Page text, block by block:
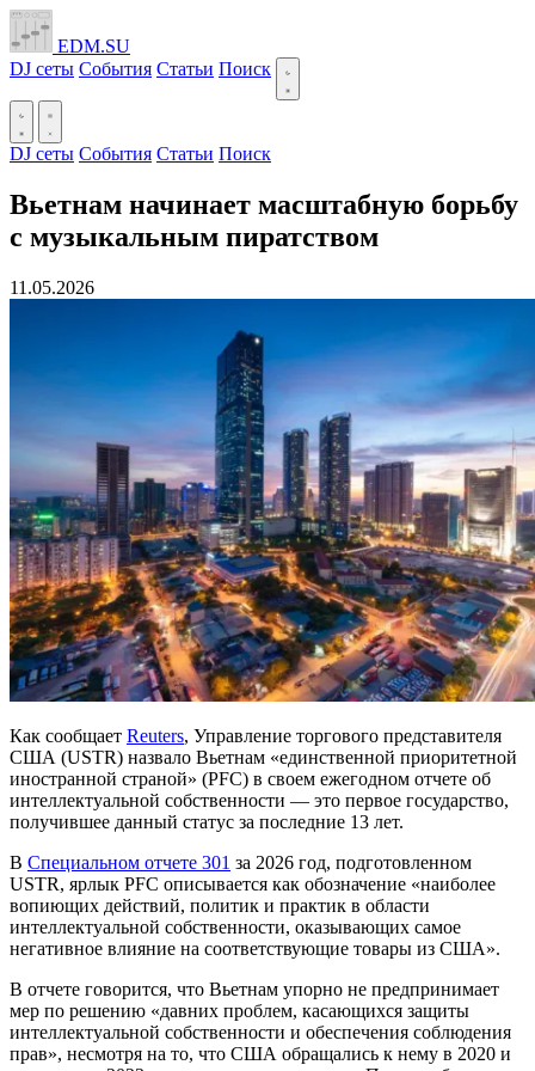
EDM.SU
DJ сеты События Статьи Поиск
DJ сеты События Статьи Поиск
Вьетнам начинает масштабную борьбу
с музыкальным пиратством
11.05.2026
Как сообщает Reuters, Управление торгового представителя
США (USTR) назвало Вьетнам «единственной приоритетной
иностранной страной» (PFC) в своем ежегодном отчете об
интеллектуальной собственности — это первое государство,
получившее данный статус за последние 13 лет.
В Специальном отчете 301 за 2026 год, подготовленном
USTR, ярлык PFC описывается как обозначение «наиболее
вопиющих действий, политик и практик в области
интеллектуальной собственности, оказывающих самое
негативное влияние на соответствующие товары из США».
В отчете говорится, что Вьетнам упорно не предпринимает
мер по решению «давних проблем, касающихся защиты
интеллектуальной собственности и обеспечения соблюдения
прав», несмотря на то, что США обращались к нему в 2020 и